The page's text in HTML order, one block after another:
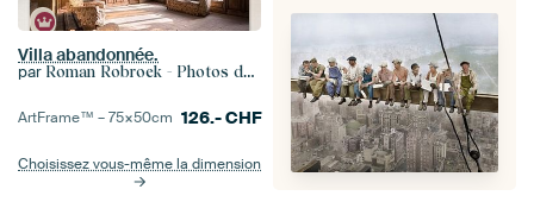
Villa abandonnée.
par Roman Robroek - Photos de bâtiments abandonnés
ArtFrame™ –75×50cm 126.-CHF
Choisissez vous-même la dimension